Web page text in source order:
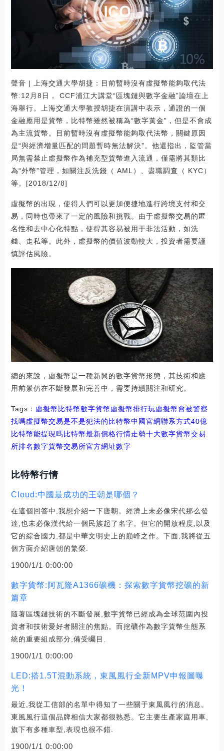
聲音 | 上海交通大學胡捷：目前暫時沒有虛擬幣能夠取代法
幣:12月8日， CCF浦江大講堂“區塊鏈與數字金融”論壇在上
海舉行。上海交通大學教授胡捷在演講中表示，通證的一個
金融應用是貨幣，比特幣雖然被稱為“數字黃金”，但是不會成
為主流貨幣。目前暫時沒有虛擬幣能夠取代法幣，關鍵原因
是“與經濟增量匹配的問題暫時無法解決”。他還指出，監管當
局無需禁止虛擬幣作為補充型貨幣進入流通，僅需將其類比
為“外幣”管理，如關注反洗錢（ AML）、盡職調查（ KYC）
等。[2018/12/8]
虛擬幣的出現，使得人們可以更加便捷地進行跨境支付和交
易，同時也帶來了一定的風險和挑戰。由于虛擬幣交易的匿
名性和去中心化特點，使得其容易被用于非法活動，如洗
錢、走私等。此外，虛擬幣的價值波動較大，投資者需要謹
慎評估風險。
總的來說，虛擬幣是一種新興的數字貨幣形態，其技術和應
用前景仍在不斷發展和完善中，需要持續關注和研究。
Tags： 虛擬幣 比特幣數字貨幣虛擬幣排行玩虛擬幣會被警察
找嗎虛擬幣交易是不是犯法的比特幣中國官網聯系方式40億
比特幣能提現嗎比特幣最新價格行情走勢十大數字貨幣交易
所排名數字貨幣交易所官方網址數字
比特幣行情
Cloud:中國最成功的王朝是哪個？
在這個回答中,我想介紹一下唐朝。經濟上未必像宋代那么發
達,也未必像漢代給一個民族起了名字。但它的開放程度,以及
它的綜合國力,都是中華文明史上的巔峰之作。下面,我將從五
個方面介紹唐朝的繁榮.
1900/1/1 0:00:00
數字貨幣:阿瓦隆A1366礦機：探索數字貨幣挖礦的新
篇章
隨著區塊鏈技術的不斷發展,數字貨幣已經成為全球范圍內投
資者和技術愛好者關注的焦點。而挖礦作為數字貨幣生態系
統的重要組成部分,備受矚目.
1900/1/1 0:00:00
LED:搭1.5T混動系統，東風風行全新MPV申報圖曝
光！
最近,我從工信部的名單中得知了一些關于東風風行的消息。
東風風行這個品牌相信大家都很熟悉。它主要生產家庭用車,
旗下有多種車型,表現也很不錯.
1900/1/1 0:00:00